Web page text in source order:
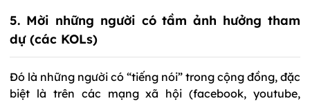
5. Mời những người có tầm ảnh hưởng tham
dự (các KOLs)
Đó là những người có “tiếng nói” trong cộng đồng, đặc
biệt là trên các mạng xã hội (facebook, youtube,